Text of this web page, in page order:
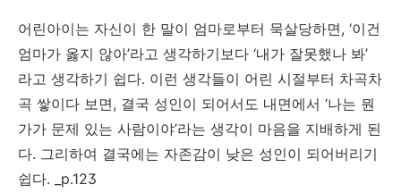
어린아이는 자신이 한 말이 엄마로부터 묵살당하면, ‘이건
엄마가 옳지 않아’라고 생각하기보다 ‘내가 잘못했나 봐’
라고 생각하기 쉽다. 이런 생각들이 어린 시절부터 차곡차
곡 쌓이다 보면, 결국 성인이 되어서도 내면에서 ‘나는 뭔
가가 문제 있는 사람이야’라는 생각이 마음을 지배하게 된
다. 그리하여 결국에는 자존감이 낮은 성인이 되어버리기
쉽다. _p.123